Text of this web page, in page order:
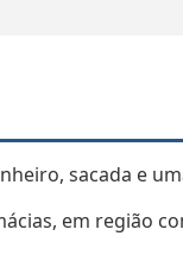
sacada e
em região